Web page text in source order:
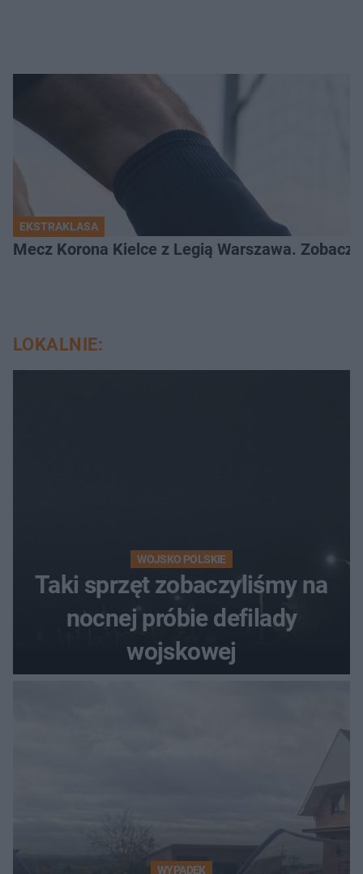
EKSTRAKLASA
Mecz Korona Kielce z Legią Warszawa. Zobacz
LOKALNIE:
WOJSKO POLSKIE
Taki sprzęt zobaczyliśmy na
nocnej próbie defilady
wojskowej
WYPADEK